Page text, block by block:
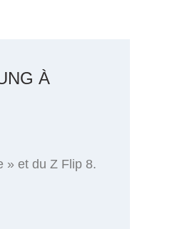
À
» et du Z Flip 8.